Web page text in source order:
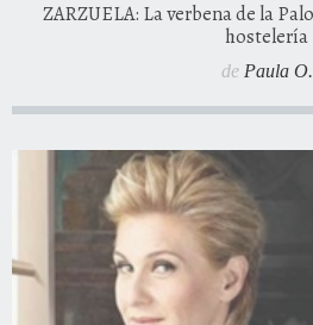
ZARZUELA: La verbena de la
hostelería
de Paula O.